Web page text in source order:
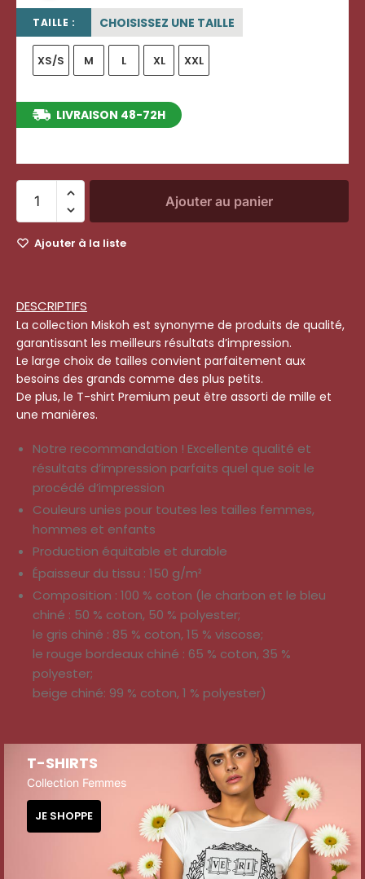
TAILLE : CHOISISSEZ UNE TAILLE
XS/S M L XL XXL
LIVRAISON 48-72H
Ajouter au panier
Ajouter à la liste
DESCRIPTIFS
La collection Miskoh est synonyme de produits de qualité,
garantissant les meilleurs résultats d’impression.
Le large choix de tailles convient parfaitement aux
besoins des grands comme des plus petits.
De plus, le T-shirt Premium peut être assorti de mille et
une manières.
Notre recommandation ! Excellente qualité et
résultats d’impression parfaits quel que soit le
procédé d’impression
Couleurs unies pour toutes les tailles femmes,
hommes et enfants
Production équitable et durable
Épaisseur du tissu : 150 g/m²
Composition : 100 % coton (le charbon et le bleu
chiné : 50 % coton, 50 % polyester;
le gris chiné : 85 % coton, 15 % viscose;
le rouge bordeaux chiné : 65 % coton, 35 %
polyester;
beige chiné: 99 % coton, 1 % polyester)
T-SHIRTS
Collection Femmes
JE SHOPPE